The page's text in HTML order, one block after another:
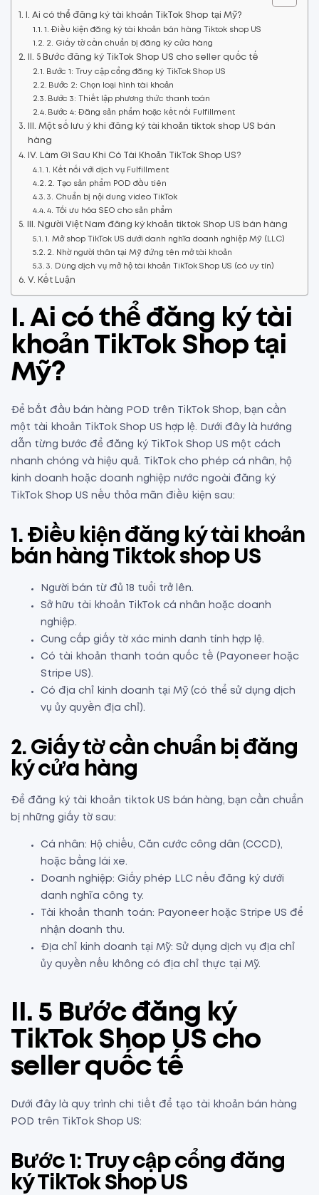
I. Ai có thể đăng ký tài khoản TikTok Shop tại Mỹ?
1. Điều kiện đăng ký tài khoản bán hàng Tiktok shop US
2. Giấy tờ cần chuẩn bị đăng ký cửa hàng
II. 5 Bước đăng ký TikTok Shop US cho seller quốc tế
Bước 1: Truy cập cổng đăng ký TikTok Shop US
Bước 2: Chọn loại hình tài khoản
Bước 3: Thiết lập phương thức thanh toán
Bước 4: Đăng sản phẩm hoặc kết nối Fulfillment
III. Một số lưu ý khi đăng ký tài khoản tiktok shop US bán
hàng
IV. Làm Gì Sau Khi Có Tài Khoản TikTok Shop US?
1. Kết nối với dịch vụ Fulfillment
2. Tạo sản phẩm POD đầu tiên
3. Chuẩn bị nội dung video TikTok
4. Tối ưu hóa SEO cho sản phẩm
III. Người Việt Nam đăng ký khoản tiktok Shop US bán hàng
1. Mở shop TikTok US dưới danh nghĩa doanh nghiệp Mỹ (LLC)
2. Nhờ người thân tại Mỹ đứng tên mở tài khoản
3. Dùng dịch vụ mở hộ tài khoản TikTok Shop US (có uy tín)
V. Kết Luận
I. Ai có thể đăng ký tài
khoản TikTok Shop tại
Mỹ?
Để bắt đầu bán hàng POD trên TikTok Shop, bạn cần
một tài khoản TikTok Shop US hợp lệ. Dưới đây là hướng
dẫn từng bước để đăng ký TikTok Shop US một cách
nhanh chóng và hiệu quả. TikTok cho phép cá nhân, hộ
kinh doanh hoặc doanh nghiệp nước ngoài đăng ký
TikTok Shop US nếu thỏa mãn điều kiện sau:
1. Điều kiện đăng ký tài khoản
bán hàng Tiktok shop US
Người bán từ đủ 18 tuổi trở lên.
Sở hữu tài khoản TikTok cá nhân hoặc doanh
nghiệp.
Cung cấp giấy tờ xác minh danh tính hợp lệ.
Có tài khoản thanh toán quốc tế (Payoneer hoặc
Stripe US).
Có địa chỉ kinh doanh tại Mỹ (có thể sử dụng dịch
vụ ủy quyền địa chỉ).
2. Giấy tờ cần chuẩn bị đăng
ký cửa hàng
Để đăng ký tài khoản tiktok US bán hàng, bạn cần chuẩn
bị những giấy tờ sau:
Cá nhân: Hộ chiếu, Căn cước công dân (CCCD),
hoặc bằng lái xe.
Doanh nghiệp: Giấy phép LLC nếu đăng ký dưới
danh nghĩa công ty.
Tài khoản thanh toán: Payoneer hoặc Stripe US để
nhận doanh thu.
Địa chỉ kinh doanh tại Mỹ: Sử dụng dịch vụ địa chỉ
ủy quyền nếu không có địa chỉ thực tại Mỹ.
II. 5 Bước đăng ký
TikTok Shop US cho
seller quốc tế
Dưới đây là quy trình chi tiết để tạo tài khoản bán hàng
POD trên TikTok Shop US:
Bước 1: Truy cập cổng đăng
ký TikTok Shop US